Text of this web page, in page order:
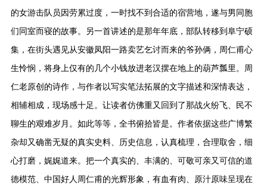
的女游击队员因劳累过度，一时找不到合适的宿营地，遂与男同胞
们同室而寝的故事。另一首讲述的是那年年底，部队转移到阜宁硕
集，在街头遇见从安徽凤阳一路卖艺乞讨而来的爷孙俩，周仁甫心
生怜悯，将身上仅有的几个小钱放进老汉摆在地上的葫芦瓢里。周
仁老原创的诗作，与作者以写实笔法拓展的文字描述和深情表达，
相辅相成，现场感十足。让读者仿佛重又回到了那战火纷飞、民不
聊生的艰难岁月。如此等等，全书俯拾皆是。作者依据这些广博繁
杂却又确凿无疑的真实史料、历史信息，认真梳理，合理取舍，细
心打磨，娓娓道来。把一个真实的、丰满的、可敬可亲又可信的道
德模范、中国好人周仁甫的光辉形象，有血有肉、原汁原味呈现在